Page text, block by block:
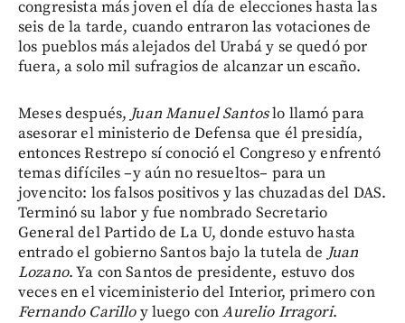
congresista más joven el día de elecciones hasta las
seis de la tarde, cuando entraron las votaciones de
los pueblos más alejados del Urabá y se quedó por
fuera, a solo mil sufragios de alcanzar un escaño.
Meses después, Juan Manuel Santoslo llamó para
asesorar el ministerio de Defensa que él presidía,
entonces Restrepo sí conoció el Congreso y enfrentó
temas difíciles –y aún no resueltos– para un
jovencito: los falsos positivos y las chuzadas del DAS.
Terminó su labor y fue nombrado Secretario
General del Partido de La U, donde estuvo hasta
entrado el gobierno Santos bajo la tutela de Juan
Lozano. Ya con Santos de presidente, estuvo dos
veces en el viceministerio del Interior, primero con
Fernando Carilloy luego conAurelio Irragori.